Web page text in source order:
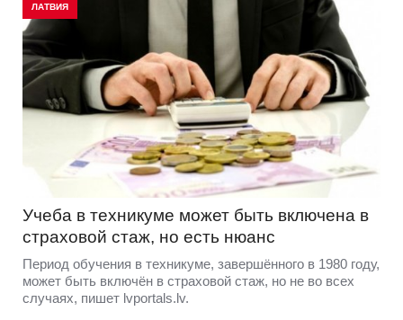
ЛАТВИЯ
Учеба в техникуме может быть включена в
страховой стаж, но есть нюанс
Период обучения в техникуме, завершённого в 1980 году,
может быть включён в страховой стаж, но не во всех
случаях, пишет lvportals.lv.